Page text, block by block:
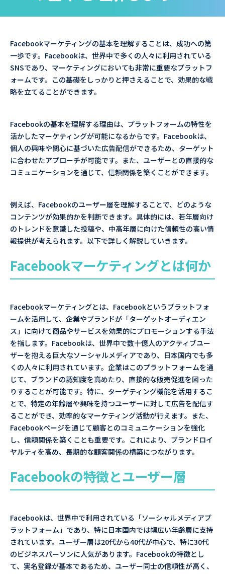
Facebookマーケティングの基本を理解することは、成功への第
一歩です。Facebookは、世界中で多くの人々に利用されている
SNSであり、マーケティングにおいても非常に重要なプラットフ
ォームです。この基礎をしっかりと押さえることで、効果的な戦
略を立てることができます。
Facebookの基本を理解する理由は、プラットフォームの特性を
活かしたマーケティングが可能になるからです。Facebookは、
個人の興味や関心に基づいた広告配信ができるため、ターゲット
に合わせたアプローチが可能です。また、ユーザーとの直接的な
コミュニケーションを通じて、信頼関係を築くことができます。
例えば、Facebookのユーザー層を理解することで、どのような
コンテンツが効果的かを判断できます。具体的には、若年層向け
のトレンドを意識した投稿や、中高年層に向けた信頼性の高い情
報提供が考えられます。以下で詳しく解説していきます。
Facebookマーケティングとは何か
Facebookマーケティングとは、Facebookというプラットフォ
ームを活用して、企業やブランドが「ターゲットオーディエン
ス」に向けて商品やサービスを効果的にプロモーションする手法
を指します。Facebookは、世界中で数十億人のアクティブユー
ザーを抱える巨大なソーシャルメディアであり、日本国内でも多
くの人々に利用されています。企業はこのプラットフォームを通
じて、ブランドの認知度を高めたり、直接的な販売促進を図った
りすることが可能です。特に、ターゲティング機能を活用するこ
とで、特定の年齢層や興味を持つユーザーに対して広告を配信す
ることができ、効率的なマーケティング活動が行えます。また、
Facebookページを通じて顧客とのコミュニケーションを強化
し、信頼関係を築くことも重要です。これにより、ブランドロイ
ヤルティを高め、長期的な顧客関係の構築につながります。
Facebookの特徴とユーザー層
Facebookは、世界中で利用されている「ソーシャルメディアプ
ラットフォーム」であり、特に日本国内では幅広い年齢層に支持
されています。ユーザー層は20代から40代が中心で、特に30代
のビジネスパーソンに人気があります。Facebookの特徴とし
て、実名登録が基本であるため、ユーザー同士の信頼性が高く、